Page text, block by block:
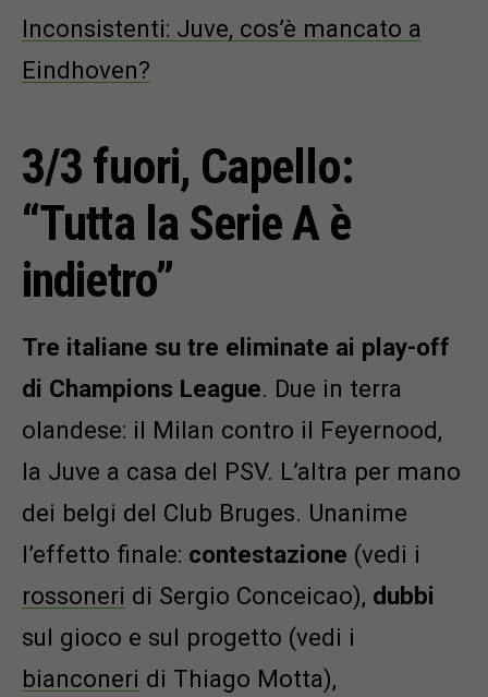
Inconsistenti: Juve, cos’è mancato a
Eindhoven?
3/3 fuori, Capello:
“Tutta la Serie A è
indietro”
Tre italiane su tre eliminate ai play-off
di Champions League. Due in terra
olandese: il Milan contro il Feyernood,
la Juve a casa del PSV. L’altra per mano
dei belgi del Club Bruges. Unanime
l’effetto finale: contestazione (vedi i
rossoneri di Sergio Conceicao), dubbi
sul gioco e sul progetto (vedi i
bianconeri di Thiago Motta),